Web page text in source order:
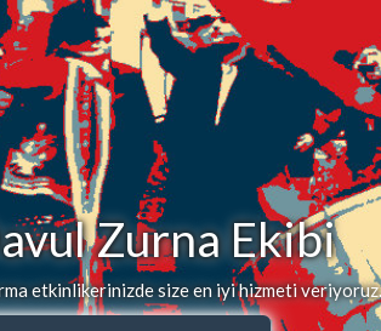
Zurna Ekibi
etkinlikerinizde size en iyi hizmeti veriyoruz.